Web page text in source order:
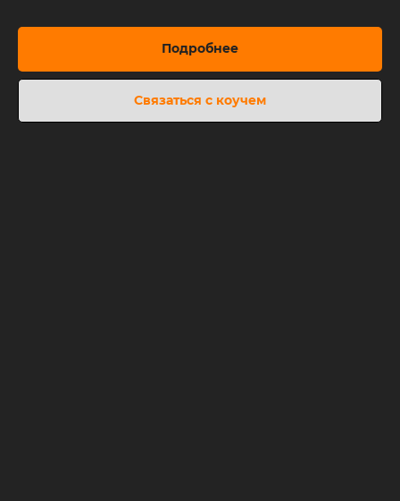
Подробнее
Связаться с коучем